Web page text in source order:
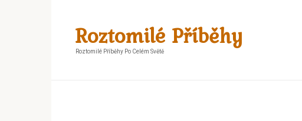
Roztomilé Příběhy
Roztomilé Příběhy Po Celém Světě